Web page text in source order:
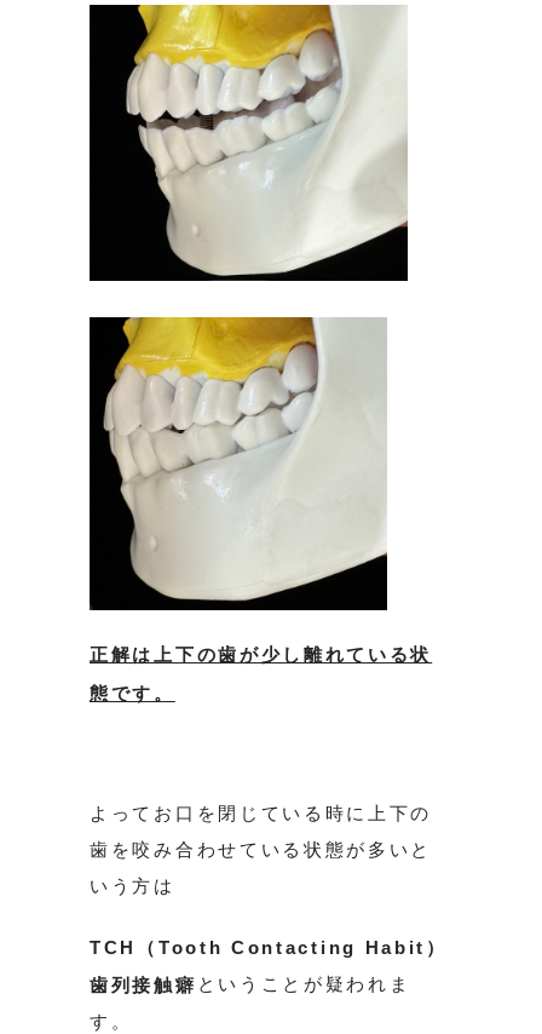
正解は上下の歯が少し離れている状
態です。
よってお口を閉じている時に上下の
歯を咬み合わせている状態が多いと
いう方は
TCH（Tooth Contacting Habit）
歯列接触癖 ということが疑われま
す。